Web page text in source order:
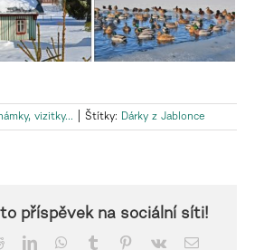
vizitky... Štítky: Dárky z Jablonce
příspěvek na sociální síti!
RedditLinkedInWhatsApp
Tumblr Pinterest
Vk
E-